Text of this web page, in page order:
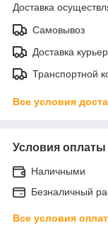
Доставка
Самовывоз
Доставка
Транспортной
Все условия
Условия оплаты
Наличными
Безналичный
Все условия